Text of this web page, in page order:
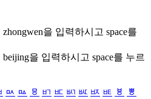
zhongwen을 입력하시고 space를
beijing을 입력하시고 space를 누르
ㅯ ㅰ ㅱ ㅲ ㅳ ㅴ ㅵ ㅶ ㅷ ㅸ
ㅹ